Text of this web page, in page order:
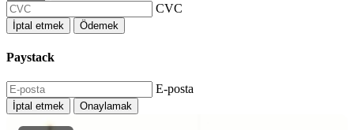
CVC
İptal etmek Ödemek
Paystack
E-posta
İptal etmek Onaylamak